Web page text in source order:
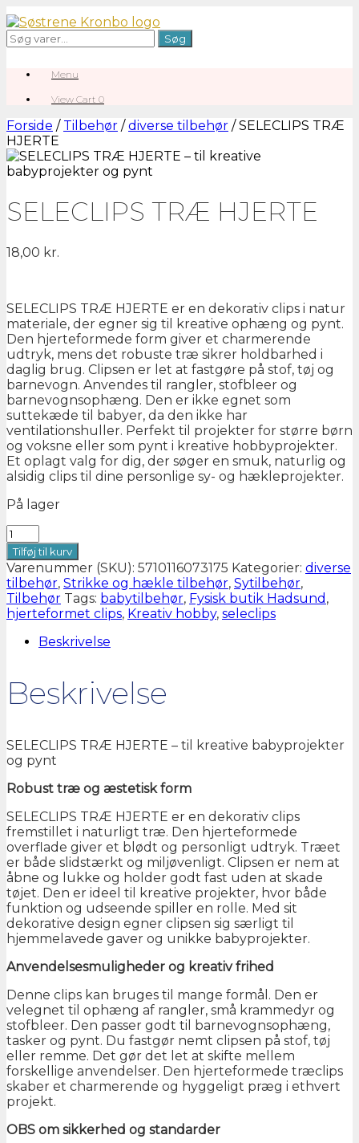
Gå
til
indhold
Søg
efter:
Søg
Menu
View
cart
View Cart 0
Forside / Tilbehør /diverse tilbehør / SELECLIPS TRÆ
HJERTE
SELECLIPS TRÆ HJERTE
18,00 kr.
SELECLIPS TRÆ HJERTE er en dekorativ clips i natur
materiale, der egner sig til kreative ophæng og pynt.
Den hjerteformede form giver et charmerende
udtryk, mens det robuste træ sikrer holdbarhed i
daglig brug. Clipsen er let at fastgøre på stof, tøj og
barnevogn. Anvendes til rangler, stofbleer og
barnevognsophæng. Den er ikke egnet som
suttekæde til babyer, da den ikke har
ventilationshuller. Perfekt til projekter for større børn
og voksne eller som pynt i kreative hobbyprojekter.
Et oplagt valg for dig, der søger en smuk, naturlig og
alsidig clips til dine personlige sy- og hækleprojekter.
På lager
SELECLIPS
TRÆ
HJERTE
antal
Tilføj til kurv
Varenummer (SKU): 5710116073175 Kategorier: diverse
tilbehør, Strikke og hækle tilbehør, Sytilbehør,
Tilbehør Tags: babytilbehør, Fysisk butik Hadsund ,
hjerteformet clips, Kreativ hobby, seleclips
Beskrivelse
Beskrivelse
SELECLIPS TRÆ HJERTE – til kreative babyprojekter
og pynt
Robust træ og æstetisk form
SELECLIPS TRÆ HJERTE er en dekorativ clips
fremstillet i naturligt træ. Den hjerteformede
overflade giver et blødt og personligt udtryk. Træet
er både slidstærkt og miljøvenligt. Clipsen er nem at
åbne og lukke og holder godt fast uden at skade
tøjet. Den er ideel til kreative projekter, hvor både
funktion og udseende spiller en rolle. Med sit
dekorative design egner clipsen sig særligt til
hjemmelavede gaver og unikke babyprojekter.
Anvendelsesmuligheder og kreativ frihed
Denne clips kan bruges til mange formål. Den er
velegnet til ophæng af rangler, små krammedyr og
stofbleer. Den passer godt til barnevognsophæng,
tasker og pynt. Du fastgør nemt clipsen på stof, tøj
eller remme. Det gør det let at skifte mellem
forskellige anvendelser. Den hjerteformede træclips
skaber et charmerende og hyggeligt præg i ethvert
projekt.
OBS om sikkerhed og standarder